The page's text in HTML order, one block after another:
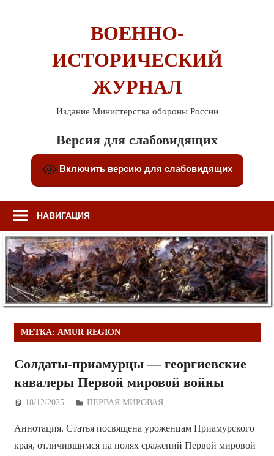
ВОЕННО-
ИСТОРИЧЕСКИЙ
ЖУРНАЛ
Издание Министерства обороны России
Версия для слабовидящих
Включить версию для слабовидящих
НАВИГАЦИЯ
МЕТКА: AMUR REGION
Солдаты-приамурцы — георгиевские
кавалеры Первой мировой войны
18/12/2025 Дежурный по Редакции
ПЕРВАЯ МИРОВАЯ
Аннотация. Статья посвящена уроженцам Приамурского
края, отличившимся на полях сражений Первой мировой